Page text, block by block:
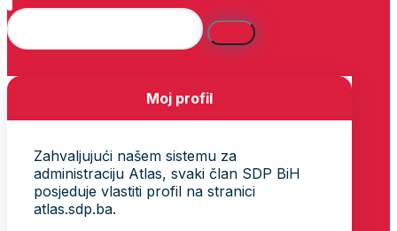
Moj profil
Zahvaljujući našem sistemu za
administraciju Atlas, svaki član SDP BiH
posjeduje vlastiti profil na stranici
atlas.sdp.ba.